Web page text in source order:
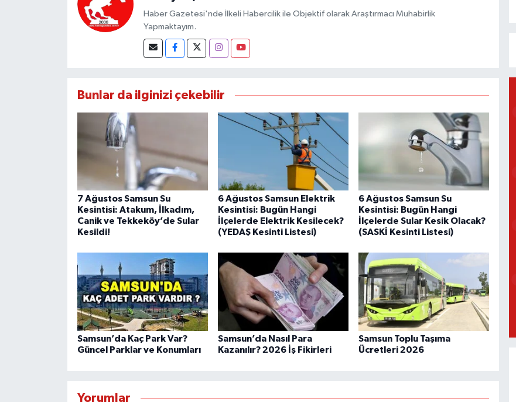
Haber Gazetesi'nde İlkeli Habercilik ile Objektif olarak Araştırmacı Muhabirlik
Yapmaktayım.
Bunlar da ilginizi çekebilir
7 Ağustos Samsun Su
Kesintisi: Atakum, İlkadım,
Canik ve Tekkeköy’de Sular
Kesildi!
6 Ağustos Samsun Elektrik
Kesintisi: Bugün Hangi
İlçelerde Elektrik Kesilecek?
(YEDAŞ Kesinti Listesi)
6 Ağustos Samsun Su
Kesintisi: Bugün Hangi
İlçelerde Sular Kesik Olacak?
(SASKİ Kesinti Listesi)
Samsun’da Kaç Park Var?
Güncel Parklar ve Konumları
Samsun’da Nasıl Para
Kazanılır? 2026 İş Fikirleri
Samsun Toplu Taşıma
Ücretleri 2026
Yorumlar